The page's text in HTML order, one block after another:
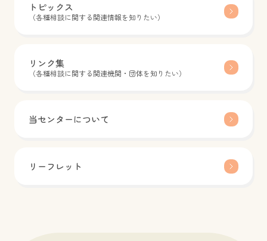
トピックス
（各種相談に関する関連情報を知りたい）
リンク集
（各種相談に関する関連機関・団体を知りたい）
当センターについて
リーフレット